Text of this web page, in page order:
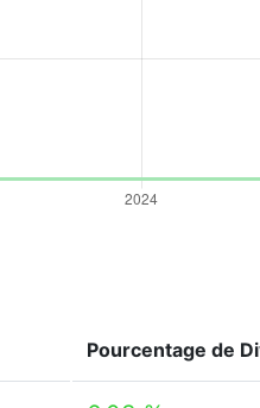
Pourcentage de